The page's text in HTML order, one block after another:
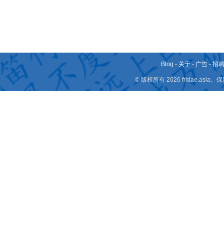
Blog - 关于 - 广告 -招
© 版权所有 2026 fridae.asia。